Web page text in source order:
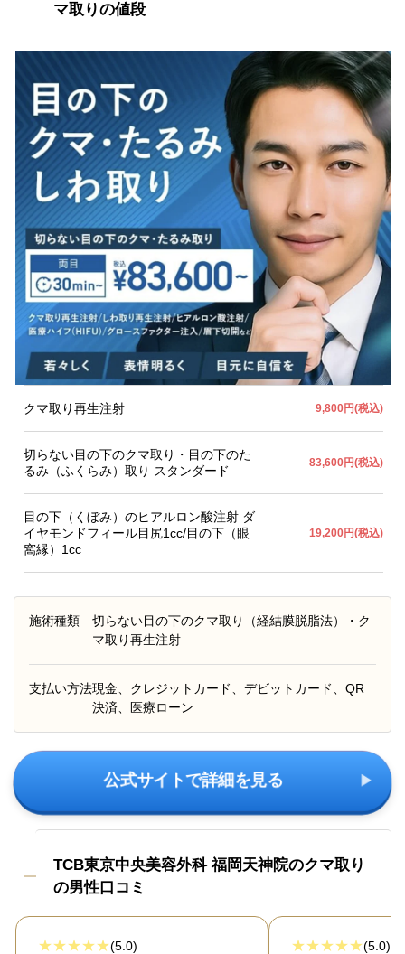
マ取りの値段
クマ取り再生注射 9,800円(税込)
切らない目の下のクマ取り・目の下のた
るみ（ふくらみ）取り スタンダード
83,600円(税込)
目の下（くぼみ）のヒアルロン酸注射 ダ
イヤモンドフィール目尻1cc/目の下（眼
窩縁）1cc
19,200円(税込)
施術種類
切らない目の下のクマ取り（経結膜脱脂法）・ク
マ取り再生注射
支払い方法現金、クレジットカード、デビットカード、QR
決済、医療ローン
公式サイトで詳細を見る
TCB東京中央美容外科 福岡天神院のクマ取り
の男性口コミ
(5.0) (5.0)